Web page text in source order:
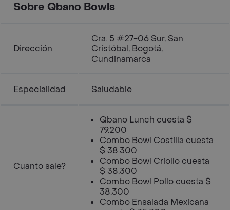
Sobre Qbano Bowls
Dirección
Cra. 5 #27-06 Sur, San
Cristóbal, Bogotá,
Cundinamarca
Especialidad Saludable
Cuanto sale?
Qbano Lunch cuesta $
79.200
Combo Bowl Costilla cuesta
$ 38.300
Combo Bowl Criollo cuesta
$ 38.300
Combo Bowl Pollo cuesta $
38.300
Combo Ensalada Mexicana